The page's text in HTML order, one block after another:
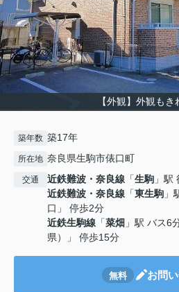
【外観】外観もき
築年数 築17年
所在地 奈良県生駒市俵口町
交通 近鉄難波・奈良線 「生駒 」駅
近鉄難波・奈良線 「東生駒 」
口」 停歩2分
近鉄生駒線 「菜畑 」駅 バス6
県）」 停歩15分
無料 お問